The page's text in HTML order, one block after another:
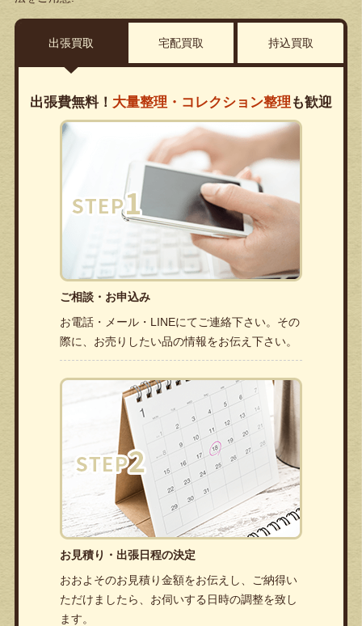
出張買取 宅配買取 持込買取
出張費無料！ 大量整理・コレクション整理 も歓迎
ご相談・お申込み
お電話・メール・LINEにてご連絡下さい。その
際に、お売りしたい品の情報をお伝え下さい。
お見積り・出張日程の決定
おおよそのお見積り金額をお伝えし、ご納得い
ただけましたら、お伺いする日時の調整を致し
ます。